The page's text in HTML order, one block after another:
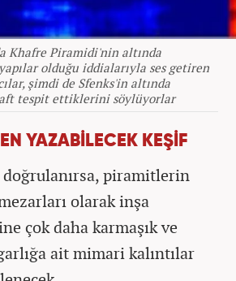
Khafre Piramidi'nin altında
olduğu iddialarıyla ses getiren
şimdi de Sfenks'in altında
tespit ettiklerini söylüyorlar
YAZABİLECEK KEŞİF
doğrulanırsa, piramitlerin
olarak inşa
çok daha karmaşık ve
ait mimari kalıntılar